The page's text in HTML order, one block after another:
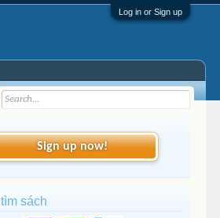
Log in or Sign up
Sign up now!
sách